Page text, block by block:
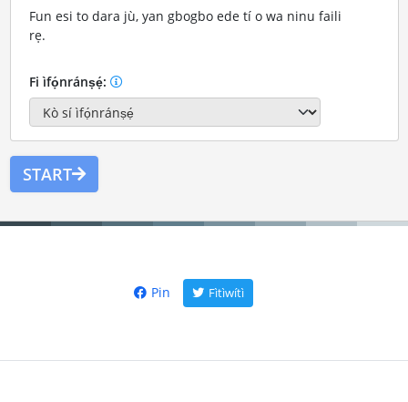
Fun esi to dara jù, yan gbogbo ede tí o wa ninu faili
rẹ.
Fi ìfọ́nránṣẹ́:
START
Pin Fìtìwítì